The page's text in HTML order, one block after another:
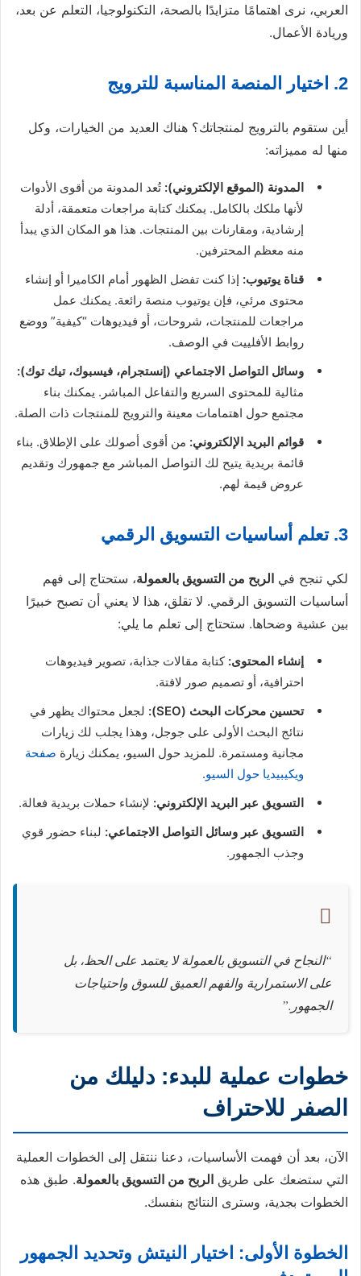
العربي، نرى اهتمامًا متزايدًا بالصحة، التكنولوجيا، التعلم عن بعد،
وريادة الأعمال.
2. اختيار المنصة المناسبة للترويج
أين ستقوم بالترويج لمنتجاتك؟ هناك العديد من الخيارات، وكل
منها له مميزاته:
المدونة (الموقع الإلكتروني): تُعد المدونة من أقوى الأدوات
لأنها ملكك بالكامل. يمكنك كتابة مراجعات متعمقة، أدلة
إرشادية، ومقارنات بين المنتجات. هذا هو المكان الذي يبدأ
منه معظم المحترفين.
قناة يوتيوب: إذا كنت تفضل الظهور أمام الكاميرا أو إنشاء
محتوى مرئي، فإن يوتيوب منصة رائعة. يمكنك عمل
مراجعات للمنتجات، شروحات، أو فيديوهات “كيفية” ووضع
روابط الأفلييت في الوصف.
وسائل التواصل الاجتماعي (إنستجرام، فيسبوك، تيك توك):
مثالية للمحتوى السريع والتفاعل المباشر. يمكنك بناء
مجتمع حول اهتمامات معينة والترويج للمنتجات ذات الصلة.
قوائم البريد الإلكتروني: من أقوى أصولك على الإطلاق. بناء
قائمة بريدية يتيح لك التواصل المباشر مع جمهورك وتقديم
عروض قيمة لهم.
3. تعلم أساسيات التسويق الرقمي
لكي تنجح في الربح من التسويق بالعمولة، ستحتاج إلى فهم
أساسيات التسويق الرقمي. لا تقلق، هذا لا يعني أن تصبح خبيرًا
بين عشية وضحاها. ستحتاج إلى تعلم ما يلي:
إنشاء المحتوى: كتابة مقالات جذابة، تصوير فيديوهات
احترافية، أو تصميم صور لافتة.
تحسين محركات البحث (SEO):
لجعل محتواك يظهر في
نتائج البحث الأولى على جوجل، وهذا يجلب لك زيارات
مجانية ومستمرة. للمزيد حول السيو، يمكنك زيارة صفحة
ويكيبيديا حول السيو.
التسويق عبر البريد الإلكتروني: لإنشاء حملات بريدية فعالة.
التسويق عبر وسائل التواصل الاجتماعي: لبناء حضور قوي
وجذب الجمهور.
“النجاح في التسويق بالعمولة لا يعتمد على الحظ، بل
على الاستمرارية والفهم العميق للسوق واحتياجات
الجمهور.”
خطوات عملية للبدء: دليلك من
الصفر للاحتراف
الآن، بعد أن فهمت الأساسيات، دعنا ننتقل إلى الخطوات العملية
التي ستضعك على طريق الربح من التسويق بالعمولة. طبق هذه
الخطوات بجدية، وسترى النتائج بنفسك.
الخطوة الأولى: اختيار النيتش وتحديد الجمهور